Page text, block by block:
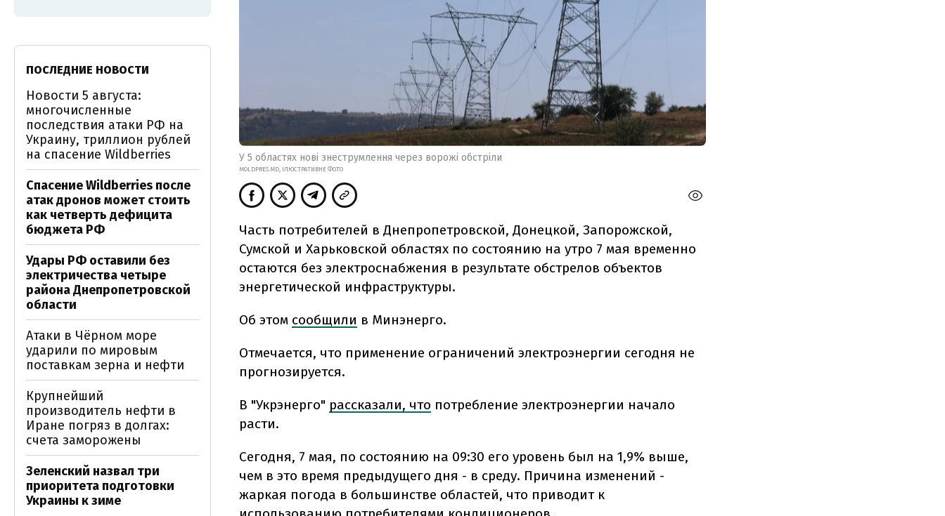
У 5 областях нові знеструмлення через ворожі обстріли
MOLDPRES.MD, ІЛЮСТРАТИВНЕ ФОТО
Часть потребителей в Днепропетровской, Донецкой, Запорожской,
Сумской и Харьковской областях по состоянию на утро 7 мая временно
остаются без электроснабжения в результате обстрелов объектов
энергетической инфраструктуры.
Об этом сообщили в Минэнерго.
Отмечается, что применение ограничений электроэнергии сегодня не
прогнозируется.
В "Укрэнерго" рассказали, что потребление электроэнергии начало
расти.
Сегодня, 7 мая, по состоянию на 09:30 его уровень был на 1,9% выше,
чем в это время предыдущего дня - в среду. Причина изменений -
жаркая погода в большинстве областей, что приводит к
ПОСЛЕДНИЕ НОВОСТИ
Новости 5 августа:
многочисленные
последствия атаки РФ на
Украину, триллион рублей
на спасение Wildberries
Спасение Wildberries после
атак дронов может стоить
как четверть дефицита
бюджета РФ
Удары РФ оставили без
электричества четыре
района Днепропетровской
области
Атаки в Чёрном море
ударили по мировым
поставкам зерна и нефти
Крупнейший
производитель нефти в
Иране погряз в долгах:
счета заморожены
Зеленский назвал три
приоритета подготовки
Украины к зиме